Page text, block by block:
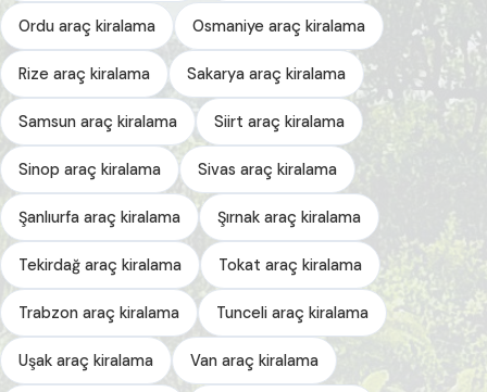
Ordu araç kiralama Osmaniye araç kiralama
Rize araç kiralama Sakarya araç kiralama
Samsun araç kiralama Siirt araç kiralama
Sinop araç kiralama Sivas araç kiralama
Şanlıurfa araç kiralama Şırnak araç kiralama
Tekirdağ araç kiralama Tokat araç kiralama
Trabzon araç kiralama Tunceli araç kiralama
Uşak araç kiralama Van araç kiralama